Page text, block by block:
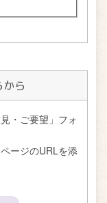
ら
・ご要望」フォ
ージのURLを添